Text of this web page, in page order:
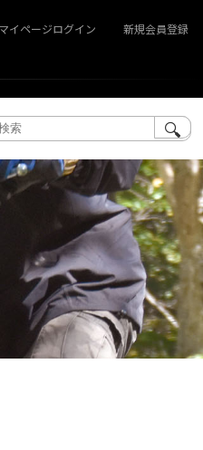
マイページログイン 新規会員登録